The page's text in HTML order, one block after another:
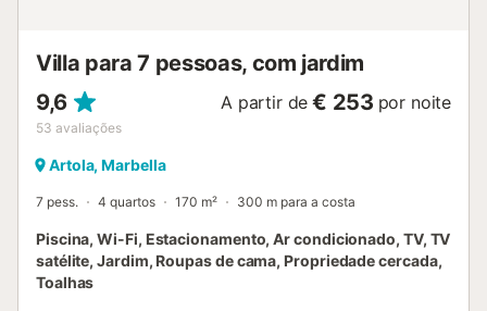
Villa para 7 pessoas, com jardim
9,6
53 avaliações
A partir de € 253 por noite
Artola, Marbella
7 pess. 4 quartos 170 m² 300 m para a costa
Piscina, Wi-Fi, Estacionamento, Ar condicionado, TV, TV
satélite, Jardim, Roupas de cama, Propriedade cercada,
Toalhas